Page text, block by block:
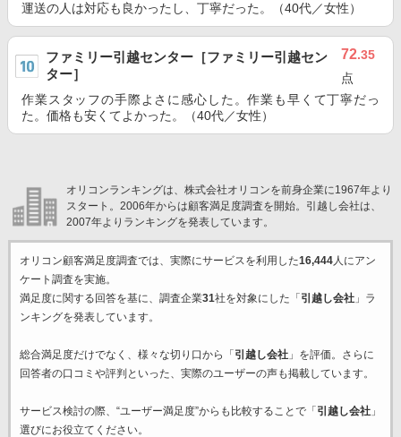
運送の人は対応も良かったし、丁寧だった。（40代／女性）
ファミリー引越センター［ファミリー引越セン
ター］
72.35
点
作業スタッフの手際よさに感心した。作業も早くて丁寧だっ
た。価格も安くてよかった。（40代／女性）
オリコンランキングは、株式会社オリコンを前身企業に1967年より
スタート。2006年からは顧客満足度調査を開始。引越し会社は、
2007年よりランキングを発表しています。
オリコン顧客満足度調査では、実際にサービスを利用した16,444人にアン
ケート調査を実施。
満足度に関する回答を基に、調査企業31社を対象にした「 引越し会社」ラ
ンキングを発表しています。
総合満足度だけでなく、様々な切り口から「 引越し会社」を評価。さらに
回答者の口コミや評判といった、実際のユーザーの声も掲載しています。
サービス検討の際、“ユーザー満足度”からも比較することで「 引越し会社」
選びにお役立てください。